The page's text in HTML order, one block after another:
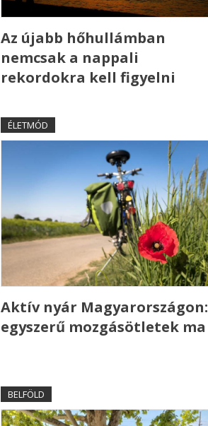
Az újabb hőhullámban
nemcsak a nappali
rekordokra kell figyelni
ÉLETMÓD
Aktív nyár Magyarországon:
egyszerű mozgásötletek ma
BELFÖLD